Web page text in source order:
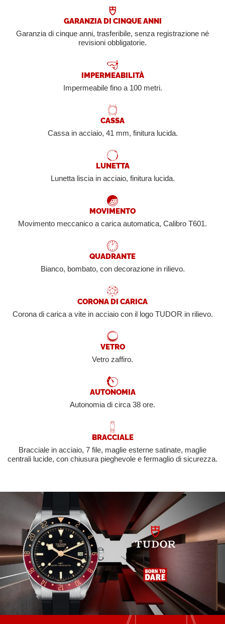
GARANZIA DI CINQUE ANNI
Garanzia di cinque anni, trasferibile, senza registrazione né
revisioni obbligatorie.
IMPERMEABILITÀ
Impermeabile fino a 100 metri.
CASSA
Cassa in acciaio, 41 mm, finitura lucida.
LUNETTA
Lunetta liscia in acciaio, finitura lucida.
MOVIMENTO
Movimento meccanico a carica automatica, Calibro T601.
QUADRANTE
Bianco, bombato, con decorazione in rilievo.
CORONA DI CARICA
Corona di carica a vite in acciaio con il logo TUDOR in rilievo.
VETRO
Vetro zaffiro.
AUTONOMIA
Autonomia di circa 38 ore.
BRACCIALE
Bracciale in acciaio, 7 file, maglie esterne satinate, maglie
centrali lucide, con chiusura pieghevole e fermaglio di sicurezza.